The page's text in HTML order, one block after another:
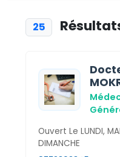
25
Ouvert Le LUNDI,
DIMANCHE